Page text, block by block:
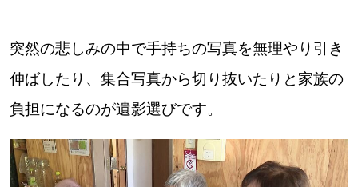
突然の悲しみの中で手持ちの写真を無理やり引き
伸ばしたり、集合写真から切り抜いたりと家族の
負担になるのが遺影選びです。